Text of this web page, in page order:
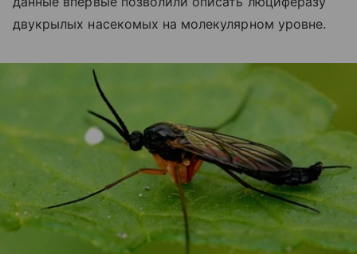
двукрылых насекомых на молекулярном уровне.